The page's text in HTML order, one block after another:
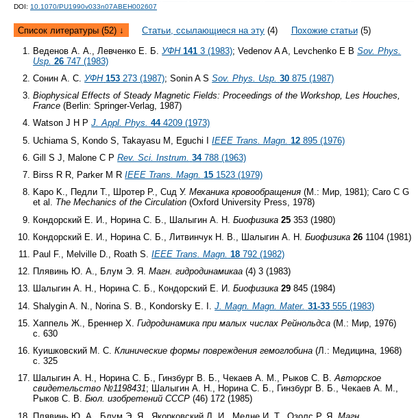
DOI: 10.1070/PU1990v033n07ABEH002607
Список литературы (52) ↓ Статьи, ссылающиеся на эту (4) Похожие статьи(5)
Веденов А. А., Левченко Е. Б.УФН 141 3 (1983); Vedenov A A, Levchenko E BSov. Phys.
Usp. 26 747 (1983)
Сонин А. С.УФН 153 273 (1987); Sonin A SSov. Phys. Usp. 30 875 (1987)
Biophysical Effects of Steady Magnetic Fields: Proceedings of the Workshop, Les Houches,
France (Berlin: Springer-Verlag, 1987)
Watson J H PJ. Appl. Phys. 444209 (1973)
Uchiama S, Kondo S, Takayasu M, Eguchi IIEEE Trans. Magn. 12 895 (1976)
Gill S J, Malone C PRev. Sci. Instrum. 34788 (1963)
Birss R R, Parker M RIEEE Trans. Magn. 15 1523 (1979)
Kapo K., Педли Т., Шротер P., Cuд У.Механика кровообращения (М.: Мир, 1981); Caro C G
et al. The Mechanics of the Circulation (Oxford University Press, 1978)
Кондорский Е. И., Норина С. Б., Шалыгин А. Н.Биофизика 25 353 (1980)
Кондорский Е. И., Норина С. Б., Литвинчук Н. В., Шалыгин А. Н.Биофизика 26 1104 (1981)
Paul F., Melville D., Roath S.IEEE Trans. Magn. 18 792 (1982)
Плявинь Ю. А., Блум Э. Я.Магн. гидродинамикаa (4) 3 (1983)
Шалыгин А. Н., Норина С. Б., Кондорский Е. И.Биофизика 29 845 (1984)
Shalygin A. N., Norina S. В., Kondorsky E. I.J. Magn. Magn. Mater. 31-33 555 (1983)
Хаппель Ж., Бреннер Х.Гидродинамика при малых числах Рейнольдса (М.: Мир, 1976)
с. 630
Куишковский М. С.Клинические формы повреждения гемоглобина (Л.: Медицина, 1968)
с. 325
Шалыгин А. Н., Норина С. Б., Гинзбург В. Б., Чекаев А. М., Рыков С. В.Авторское
свидетельство №1198431; Шалыгин А. Н., Норина С. Б., Гинзбург В. Б., Чекаев А. М.,
Рыков С. В.Бюл. изобретений СССР (46) 172 (1985)